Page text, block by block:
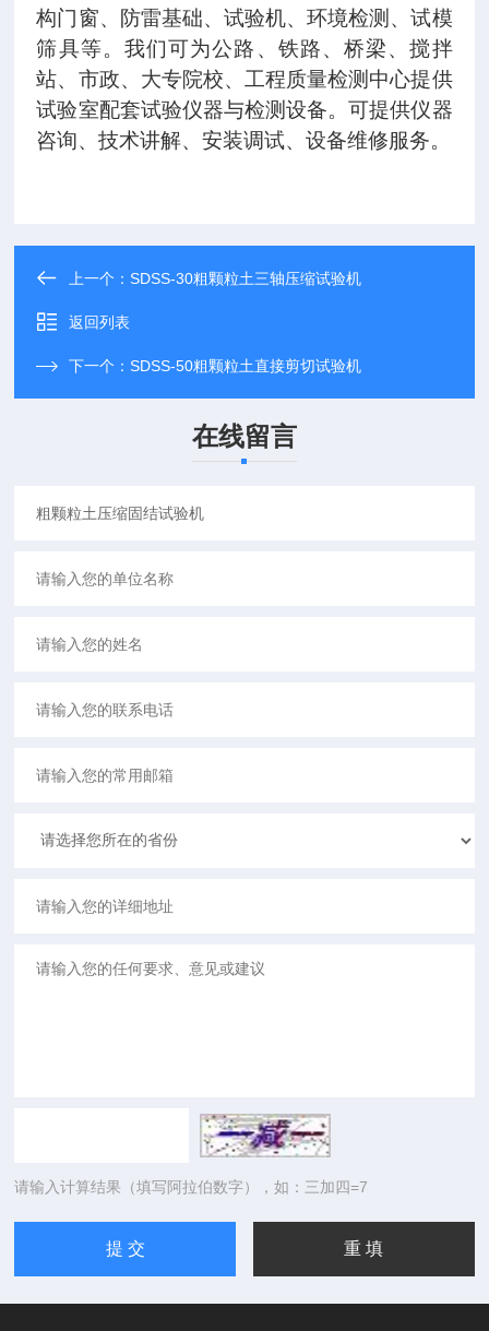
构门窗、防雷基础、试验机、环境检测、试模
筛具等。我们可为公路、铁路、桥梁、搅拌
站、市政、大专院校、工程质量检测中心提供
试验室配套试验仪器与检测设备。可提供仪器
咨询、技术讲解、安装调试、设备维修服务。
上一个：SDSS-30粗颗粒土三轴压缩试验机
返回列表
下一个：SDSS-50粗颗粒土直接剪切试验机
在线留言
请输入计算结果（填写阿拉伯数字），如：三加四=7